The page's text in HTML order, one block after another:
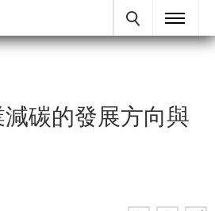
碳的發展方向與